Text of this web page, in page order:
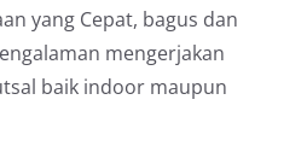
yang Cepat, bagus dan
mengerjakan
baik indoor maupun